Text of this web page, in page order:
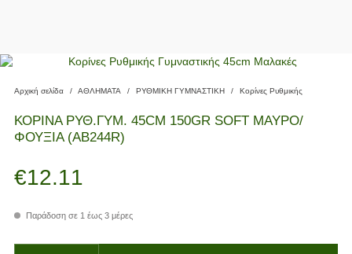
Αρχική σελίδα / ΑΘΛΗΜΑΤΑ / ΡΥΘΜΙΚΗ ΓΥΜΝΑΣΤΙΚΗ / Κορίνες Ρυθμικής
ΚΟΡΙΝΑ ΡΥΘ.ΓΥΜ. 45CM 150GR SOFT ΜΑΥΡΟ/
ΦΟΥΞΙΑ (ΑΒ244R)
€12.11
Παράδοση σε 1 έως 3 μέρες